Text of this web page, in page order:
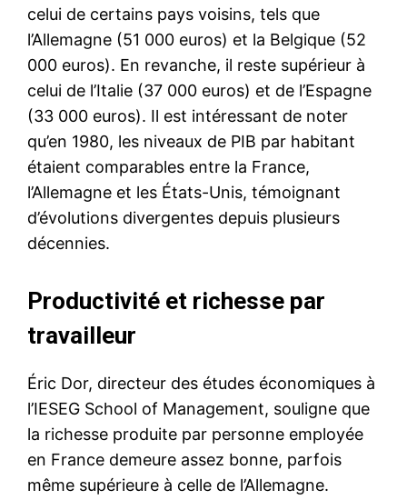
celui de certains pays voisins, tels que
l’Allemagne (51 000 euros) et la Belgique (52
000 euros). En revanche, il reste supérieur à
celui de l’Italie (37 000 euros) et de l’Espagne
(33 000 euros). Il est intéressant de noter
qu’en 1980, les niveaux de PIB par habitant
étaient comparables entre la France,
l’Allemagne et les États-Unis, témoignant
d’évolutions divergentes depuis plusieurs
décennies.
Productivité et richesse par
travailleur
Éric Dor, directeur des études économiques à
l’IESEG School of Management, souligne que
la richesse produite par personne employée
en France demeure assez bonne, parfois
même supérieure à celle de l’Allemagne.